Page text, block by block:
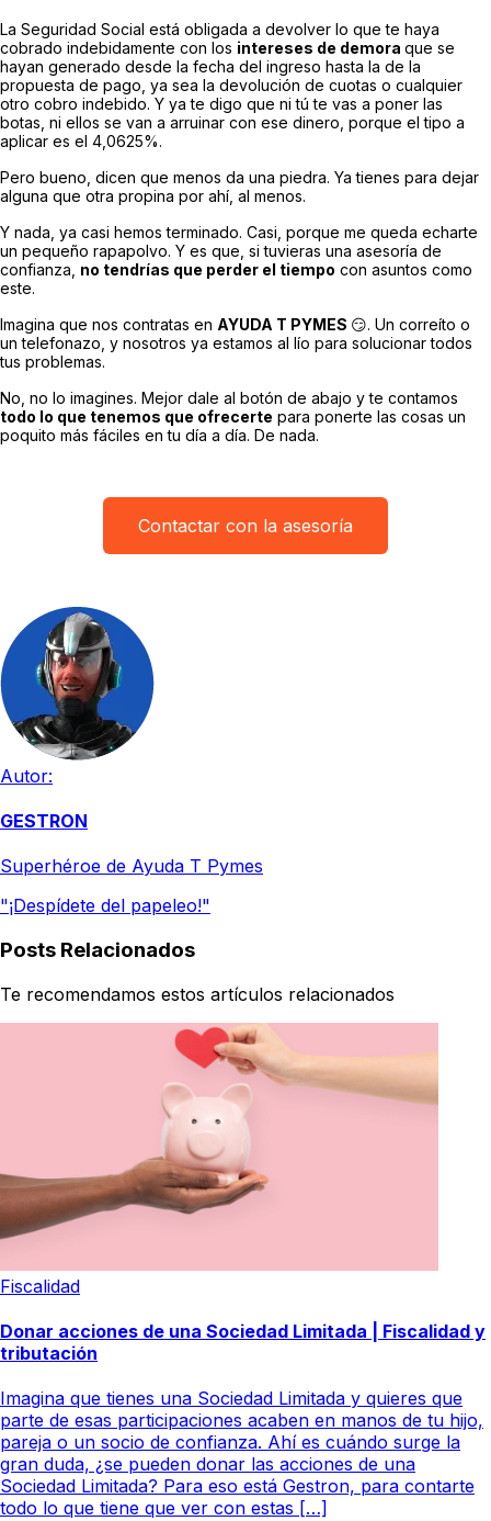
La Seguridad Social está obligada a devolver lo que te haya
cobrado indebidamente con los intereses de demora que se
hayan generado desde la fecha del ingreso hasta la de la
propuesta de pago, ya sea la devolución de cuotas o cualquier
otro cobro indebido. Y ya te digo que ni tú te vas a poner las
botas, ni ellos se van a arruinar con ese dinero, porque el tipo a
aplicar es el 4,0625%.
Pero bueno, dicen que menos da una piedra. Ya tienes para dejar
alguna que otra propina por ahí, al menos.
Y nada, ya casi hemos terminado. Casi, porque me queda echarte
un pequeño rapapolvo. Y es que, si tuvieras una asesoría de
confianza, no tendrías que perder el tiempo con asuntos como
este.
Imagina que nos contratas en AYUDA T PYMES 😏. Un correíto o
un telefonazo, y nosotros ya estamos al lío para solucionar todos
tus problemas.
No, no lo imagines. Mejor dale al botón de abajo y te contamos
todo lo que tenemos que ofrecerte para ponerte las cosas un
poquito más fáciles en tu día a día. De nada.
Contactar con la asesoría
Autor:
GESTRON
Superhéroe de Ayuda T Pymes
"¡Despídete del papeleo!"
Posts Relacionados
Te recomendamos estos artículos relacionados
Fiscalidad
Donar acciones de una Sociedad Limitada | Fiscalidad y
tributación
Imagina que tienes una Sociedad Limitada y quieres que
parte de esas participaciones acaben en manos de tu hijo,
pareja o un socio de confianza. Ahí es cuándo surge la
gran duda, ¿se pueden donar las acciones de una
Sociedad Limitada? Para eso está Gestron, para contarte
todo lo que tiene que ver con estas […]